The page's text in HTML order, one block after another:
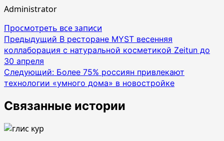
Administrator
Просмотреть все записи
Навигация
по
записям
Предыдущий В ресторане MYST весенняя
коллаборация c натуральной косметикой Zeitun до
30 апреля
Следующий: Более 75% россиян привлекают
технологии «умного дома» в новостройке
Связанные истории